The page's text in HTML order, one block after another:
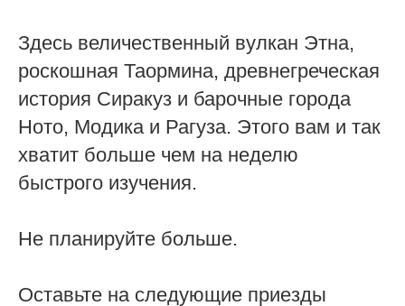
Здесь величественный вулкан Этна,
роскошная Таормина, древнегреческая
история Сиракуз и барочные города
Ното, Модика и Рагуза. Этого вам и так
хватит больше чем на неделю
быстрого изучения.
Не планируйте больше.
Оставьте на следующие приезды